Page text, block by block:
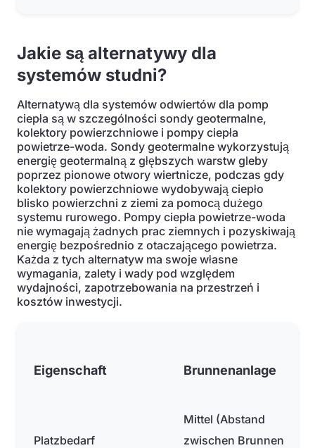
Jakie są alternatywy dla
systemów studni?
Alternatywą dla systemów odwiertów dla pomp
ciepła są w szczególności sondy geotermalne,
kolektory powierzchniowe i pompy ciepła
powietrze-woda. Sondy geotermalne wykorzystują
energię geotermalną z głębszych warstw gleby
poprzez pionowe otwory wiertnicze, podczas gdy
kolektory powierzchniowe wydobywają ciepło
blisko powierzchni z ziemi za pomocą dużego
systemu rurowego. Pompy ciepła powietrze-woda
nie wymagają żadnych prac ziemnych i pozyskiwają
energię bezpośrednio z otaczającego powietrza.
Każda z tych alternatyw ma swoje własne
wymagania, zalety i wady pod względem
wydajności, zapotrzebowania na przestrzeń i
kosztów inwestycji.
Eigenschaft Brunnenanlage
Platzbedarf
Mittel (Abstand
zwischen Brunnen